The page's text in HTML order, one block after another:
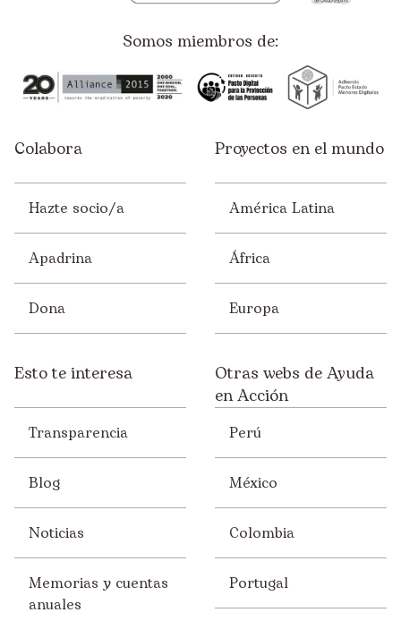
Somos miembros de:
Colabora
Hazte socio/a
Apadrina
Dona
Proyectos en el mundo
América Latina
África
Europa
Esto te interesa
Transparencia
Blog
Noticias
Memorias y cuentas
anuales
Otras webs de Ayuda
en Acción
Perú
México
Colombia
Portugal